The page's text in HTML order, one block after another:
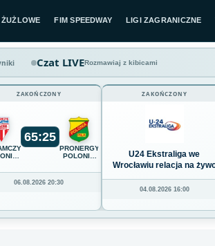
FIM SPEEDWAY LIGI ZAGRANICZNE
Czat LIVERozmawiaj z kibicami
ZAKOŃCZONY
65:25
PRONERGY
POLONIA
06.08.2026 20:30
ZAKOŃCZONY
U24 Ekstraliga we
Wrocławiu relacja na
04.08.2026 16:00